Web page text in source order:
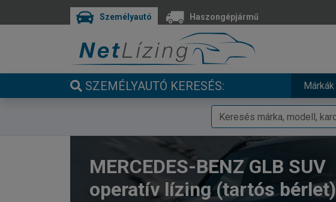
Személyautó Haszongépjármű
SZEMÉLYAUTÓ KERESÉS: Márkák
MERCEDES-BENZ GLB SUV
operatív lízing (tartós bérlet)